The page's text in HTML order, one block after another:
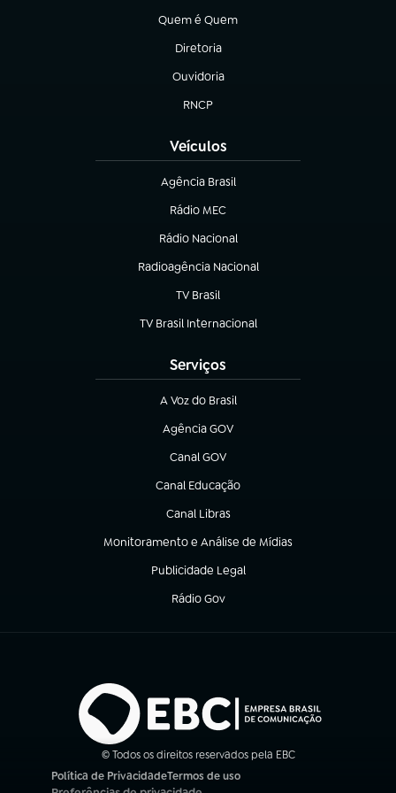
Quem é Quem
(abre em nova aba)
Diretoria
(abre em nova aba)
Ouvidoria
(abre em nova aba)
RNCP
(abre em nova aba)
Veículos
Agência Brasil
(abre em nova aba)
Rádio MEC
Rádio Nacional
(abre em nova aba)
Radioagência Nacional
(abre em nova aba)
TV Brasil
(abre em nova aba)
TV Brasil Internacional
(abre em nova aba)
Serviços
A Voz do Brasil
(abre em nova aba)
Agência GOV
(abre em nova aba)
Canal GOV
(abre em nova aba)
Canal Educação
(abre em nova aba)
Canal Libras
(abre em nova aba)
Monitoramento e Análise de Mídias
(abre em nova aba)
Publicidade Legal
(abre em nova aba)
Rádio Gov
(abre em nova aba)
© Todos os direitos reservados pela EBC
Política de Privacidade
(abre em nova aba)
Termos de uso
(abre em nova aba)